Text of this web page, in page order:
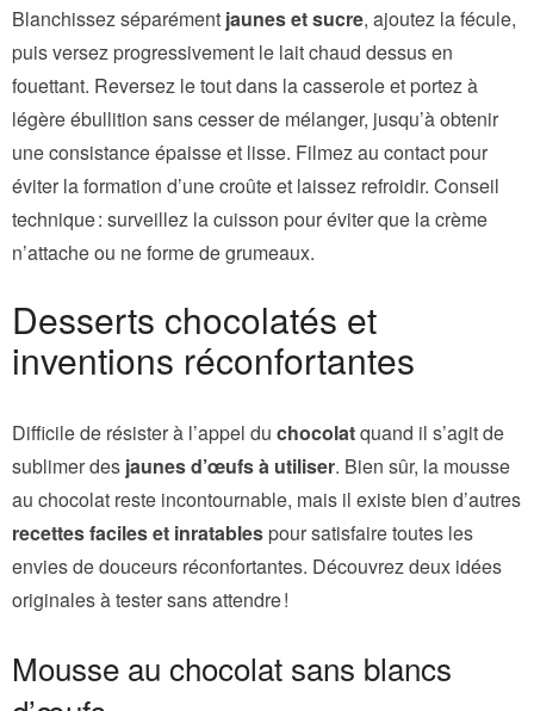
Blanchissez séparément jaunes et sucre, ajoutez la fécule,
puis versez progressivement le lait chaud dessus en
fouettant. Reversez le tout dans la casserole et portez à
légère ébullition sans cesser de mélanger, jusqu’à obtenir
une consistance épaisse et lisse. Filmez au contact pour
éviter la formation d’une croûte et laissez refroidir. Conseil
technique : surveillez la cuisson pour éviter que la crème
n’attache ou ne forme de grumeaux.
Desserts chocolatés et
inventions réconfortantes
Difficile de résister à l’appel du chocolatquand il s’agit de
sublimer des jaunes d’œufs à utiliser. Bien sûr, la mousse
au chocolat reste incontournable, mais il existe bien d’autres
recettes faciles et inratables pour satisfaire toutes les
envies de douceurs réconfortantes. Découvrez deux idées
originales à tester sans attendre !
Mousse au chocolat sans blancs